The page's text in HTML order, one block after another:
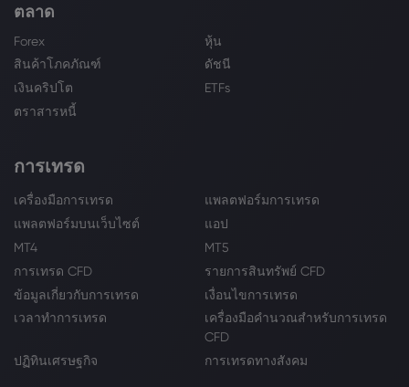
ตลาด
Forex
หุ้น
สินค้าโภคภัณฑ์
ดัชนี
เงินคริปโต
ETFs
ตราสารหนี้
การเทรด
เครื่องมือการเทรด
แพลตฟอร์มการเทรด
แพลตฟอร์มบนเว็บไซต์
แอป
MT4
MT5
การเทรด CFD
รายการสินทรัพย์ CFD
ข้อมูลเกี่ยวกับการเทรด
เงื่อนไขการเทรด
เวลาทำการเทรด
เครื่องมือคำนวณสำหรับการเทรด
CFD
ปฏิทินเศรษฐกิจ
การเทรดทางสังคม